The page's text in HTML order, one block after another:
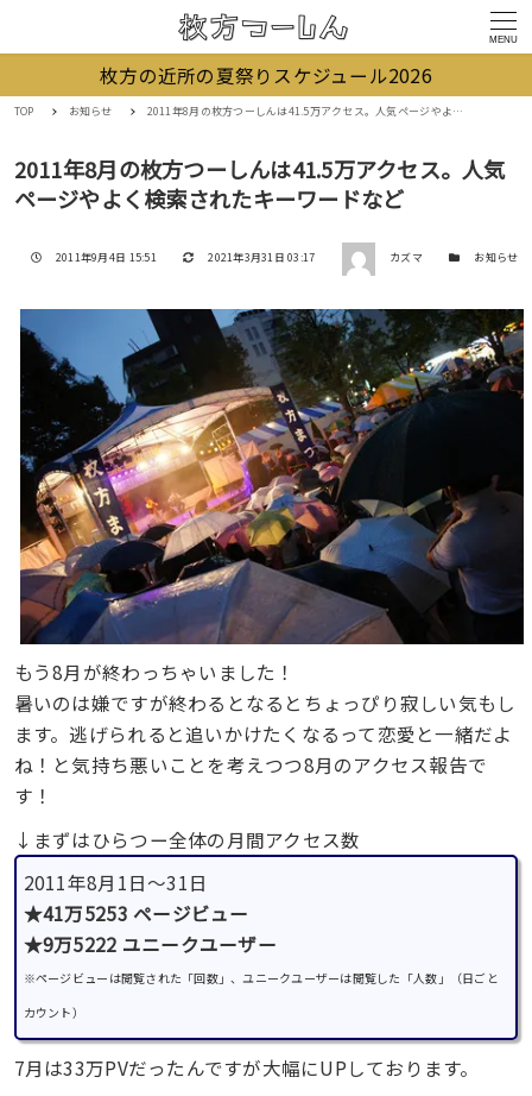
MENU
枚方の近所の夏祭りスケジュール2026
TOP お知らせ 2011年8月の枚方つーしんは41.5万アクセス。人気ページやよく検索されたキーワードなど
2011年8月の枚方つーしんは41.5万アクセス。人気
ページやよく検索されたキーワードなど
投稿日
2011年9月4日 15:51 更新日
2021年3月31日 03:17 著者 カズマ カテゴリー
お知らせ
もう8月が終わっちゃいました！
暑いのは嫌ですが終わるとなるとちょっぴり寂しい気もし
ます。逃げられると追いかけたくなるって恋愛と一緒だよ
ね！と気持ち悪いことを考えつつ8月のアクセス報告で
す！
↓まずはひらつー全体の月間アクセス数
2011年8月1日～31日
★41万5253 ページビュー
★9万5222 ユニークユーザー
※ページビューは閲覧された「回数」、ユニークユーザーは閲覧した「人数」（日ごと
カウント）
7月は33万PVだったんですが大幅にUPしております。